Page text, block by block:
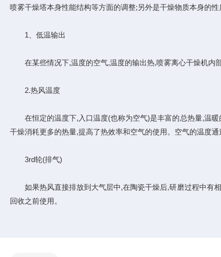
喷雾干燥塔本身性能结构等方面的调整;另外是干燥物质本身的
1、低温输出
在某些情况下,温度的空气,温度的输出热,喷雾离心干燥机内
2.热风温度
在恒定的温度下,入口温度(也称为空气)是丰富的总热量,温暖
干燥消耗更多的热量,提高了热效率和空气的使用。空气的温度
3rd轮(排气)
如果热风直接排放到大气层中,在陶瓷干燥后,研磨过程中有相
回收之前使用。